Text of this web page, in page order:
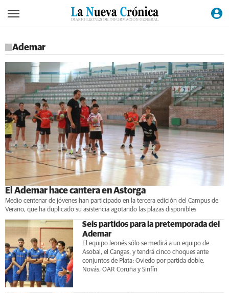
Ademar
El Ademar hace cantera en Astorga
Medio centenar de jóvenes han participado en la tercera edición del Campus de
Verano, que ha duplicado su asistencia agotando las plazas disponibles
Seis partidos para la pretemporada del
Ademar
El equipo leonés sólo se medirá a un equipo de
Asobal, el Cangas, y tendrá cinco choques ante
conjuntos de Plata: Oviedo por partida doble,
Novás, OAR Coruña y Sinfín